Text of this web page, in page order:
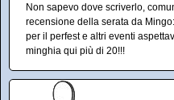
Non sapevo dove scriverlo,
recensione della serata da Mingo:
per il perfest e altri eventi
minghia qui più di 20!!!